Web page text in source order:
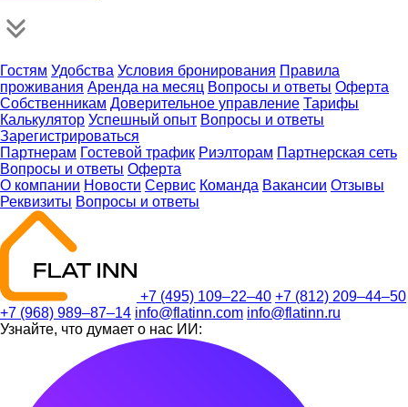
Гостям Удобства Условия бронирования Правила
проживания Аренда на месяц Вопросы и ответы Оферта
Собственникам Доверительное управление Тарифы
Калькулятор Успешный опыт Вопросы и ответы
Зарегистрироваться
Партнерам Гостевой трафик Риэлторам Партнерская сеть
Вопросы и ответы Оферта
О компании Новости Сервис Команда Вакансии Отзывы
Реквизиты Вопросы и ответы
+7 (495) 109–22–40 +7 (812) 209–44–50
+7 (968) 989–87–14 info@flatinn.com info@flatinn.ru
Узнайте, что думает о нас ИИ: